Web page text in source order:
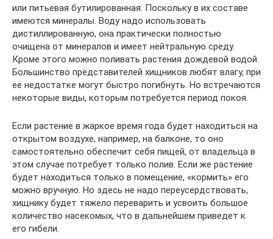
или питьевая бутилированная. Поскольку в их составе
имеются минералы. Воду надо использовать
дистиллированную, она практически полностью
очищена от минералов и имеет нейтральную среду.
Кроме этого можно поливать растения дождевой водой.
Большинство представителей хищников любят влагу, при
ее недостатке могут быстро погибнуть. Но встречаются
некоторые виды, которым потребуется период покоя.
Если растение в жаркое время года будет находиться на
открытом воздухе, например, на балконе, то оно
самостоятельно обеспечит себя пищей, от владельца в
этом случае потребует только полив. Если же растение
будет находиться только в помещение, «кормить» его
можно вручную. Но здесь не надо переусердствовать,
хищнику будет тяжело переварить и усвоить большое
количество насекомых, что в дальнейшем приведет к
его гибели.